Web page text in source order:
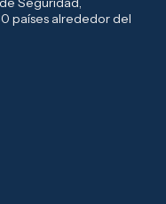
países alrededor del